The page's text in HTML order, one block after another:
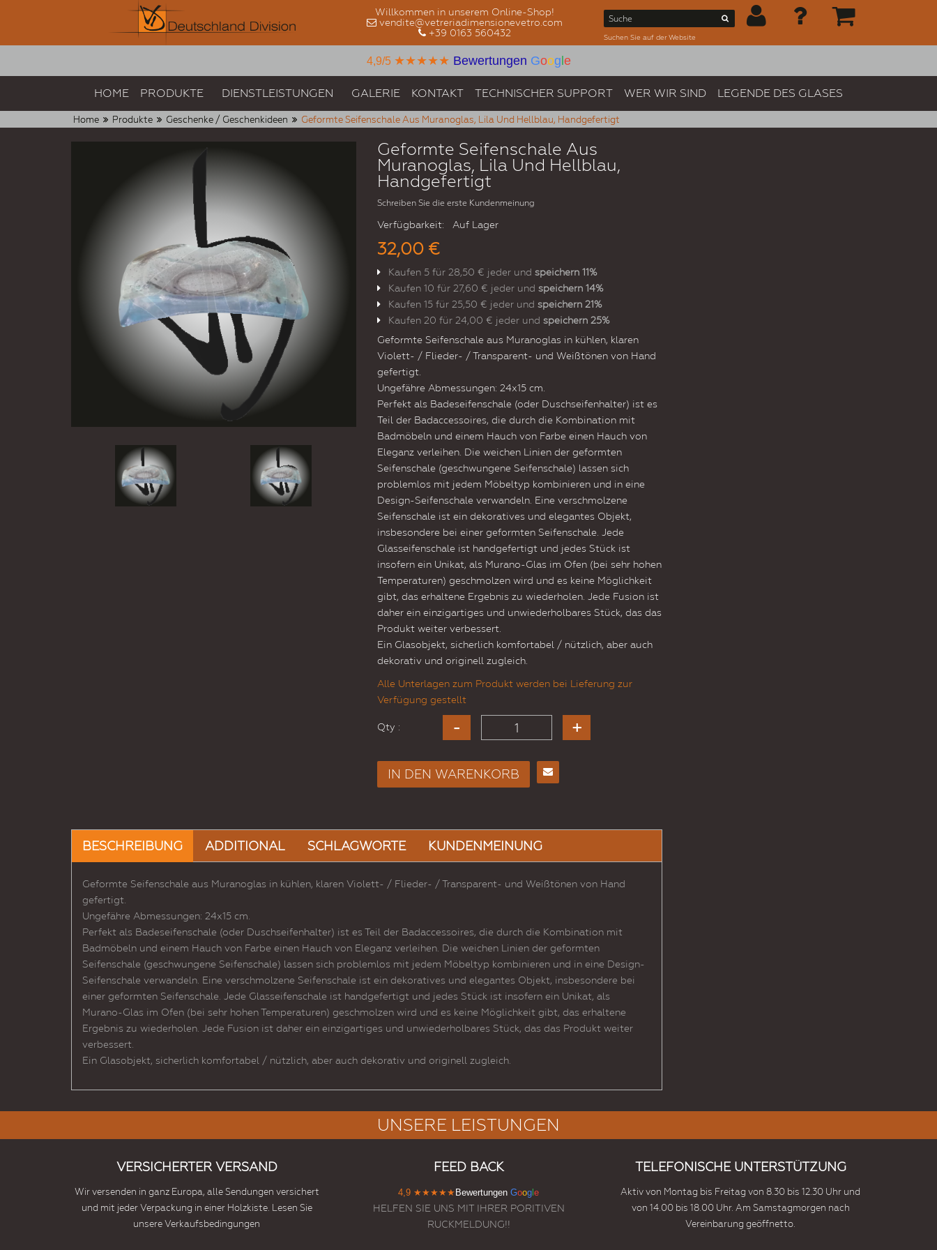
Willkommen in unserem Online-Shop!
vendite@vetreriadimensionevetro.com
+39 0163 560432
Suchen Sie auf der Website
4,9/5 ★★★★★ Bewertungen Goog e
HOME PRODUKTE DIENSTLEISTUNGEN GALERIE KONTAKT TECHNISCHER SUPPORT WER WIR SIND LEGENDE DES GLASES
Home Produkte Geschenke / Geschenkideen Geformte Seifenschale Aus Muranoglas, Lila Und Hellblau, Handgefertigt
Geformte Seifenschale Aus
Muranoglas, Lila Und Hellblau,
Handgefertigt
Schreiben Sie die erste Kundenmeinung
Verfügbarkeit: Auf Lager
32,00 €
Kaufen 5 für 28,50 € jeder und speichern 11%
Kaufen 10 für 27,60 € jeder und speichern 14%
Kaufen 15 für 25,50 € jeder und speichern 21%
Kaufen 20 für 24,00 € jeder und speichern 25%
Geformte Seifenschale aus Muranoglas in kühlen, klaren
Violett- / Flieder- / Transparent- und Weißtönen von Hand
gefertigt.
Ungefähre Abmessungen: 24x15 cm.
Perfekt als Badeseifenschale (oder Duschseifenhalter) ist es
Teil der Badaccessoires, die durch die Kombination mit
Badmöbeln und einem Hauch von Farbe einen Hauch von
Eleganz verleihen. Die weichen Linien der geformten
Seifenschale (geschwungene Seifenschale) lassen sich
problemlos mit jedem Möbeltyp kombinieren und in eine
Design-Seifenschale verwandeln. Eine verschmolzene
Seifenschale ist ein dekoratives und elegantes Objekt,
insbesondere bei einer geformten Seifenschale. Jede
Glasseifenschale ist handgefertigt und jedes Stück ist
insofern ein Unikat, als Murano-Glas im Ofen (bei sehr hohen
Temperaturen) geschmolzen wird und es keine Möglichkeit
gibt, das erhaltene Ergebnis zu wiederholen. Jede Fusion ist
daher ein einzigartiges und unwiederholbares Stück, das das
Produkt weiter verbessert.
Ein Glasobjekt, sicherlich komfortabel / nützlich, aber auch
dekorativ und originell zugleich.
Alle Unterlagen zum Produkt werden bei Lieferung zur
Verfügung gestellt
Qty :
IN DEN WARENKORB
einen
Freund
BESCHREIBUNG ADDITIONAL SCHLAGWORTE KUNDENMEINUNG
Geformte Seifenschale aus Muranoglas in kühlen, klaren Violett- / Flieder- / Transparent- und Weißtönen von Hand
gefertigt.
Ungefähre Abmessungen: 24x15 cm.
Perfekt als Badeseifenschale (oder Duschseifenhalter) ist es Teil der Badaccessoires, die durch die Kombination mit
Badmöbeln und einem Hauch von Farbe einen Hauch von Eleganz verleihen. Die weichen Linien der geformten
Seifenschale (geschwungene Seifenschale) lassen sich problemlos mit jedem Möbeltyp kombinieren und in eine Design-
Seifenschale verwandeln. Eine verschmolzene Seifenschale ist ein dekoratives und elegantes Objekt, insbesondere bei
einer geformten Seifenschale. Jede Glasseifenschale ist handgefertigt und jedes Stück ist insofern ein Unikat, als
Murano-Glas im Ofen (bei sehr hohen Temperaturen) geschmolzen wird und es keine Möglichkeit gibt, das erhaltene
Ergebnis zu wiederholen. Jede Fusion ist daher ein einzigartiges und unwiederholbares Stück, das das Produkt weiter
verbessert.
Ein Glasobjekt, sicherlich komfortabel / nützlich, aber auch dekorativ und originell zugleich.
UNSERE LEISTUNGEN
VERSICHERTER VERSAND
Wir versenden in ganz Europa, alle Sendungen versichert
und mit jeder Verpackung in einer Holzkiste. Lesen Sie
unsere Verkaufsbedingungen
FEED BACK
4,9 ★★★★★ Bewertungen Goog e
HELFEN SIE UNS MIT IHRER PORITIVEN
RUCKMELDUNG!!
TELEFONISCHE UNTERSTÜTZUNG
Aktiv von Montag bis Freitag von 8.30 bis 12.30 Uhr und
von 14.00 bis 18.00 Uhr. Am Samstagmorgen nach
Vereinbarung geöffnetto.